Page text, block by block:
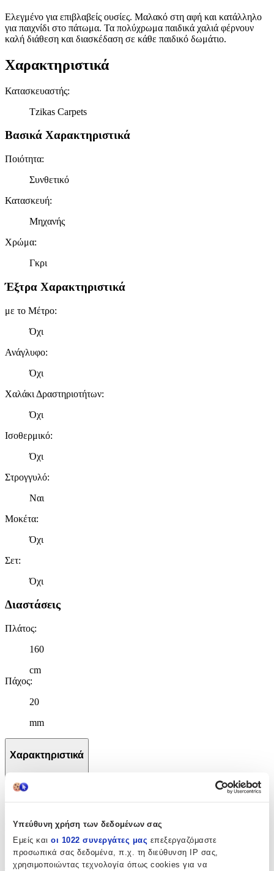
Υπεύθυνη χρήση των δεδομένων σας
Εμείς και οι 1022 συνεργάτες μας επεξεργαζόμαστε
προσωπικά σας δεδομένα, π.χ. τη διεύθυνση IP σας,
χρησιμοποιώντας τεχνολογία όπως cookies για να
Ελεγμένο για επιβλαβείς ουσίες. Μαλακό στη αφή και κατάλληλο
για παιχνίδι στο πάτωμα. Τα πολύχρωμα παιδικά χαλιά φέρνουν
καλή διάθεση και διασκέδαση σε κάθε παιδικό δωμάτιο.
Χαρακτηριστικά
Κατασκευαστής:
Tzikas Carpets
Βασικά Χαρακτηριστικά
Ποιότητα:
Συνθετικό
Κατασκευή:
Μηχανής
Χρώμα:
Γκρι
Έξτρα Χαρακτηριστικά
με το Μέτρο:
Όχι
Ανάγλυφο:
Όχι
Χαλάκι Δραστηριοτήτων:
Όχι
Ισοθερμικό:
Όχι
Στρογγυλό:
Ναι
Μοκέτα:
Όχι
Σετ:
Όχι
Διαστάσεις
Πλάτος:
160
cm
Πάχος:
20
mm
Χαρακτηριστικά
+
Χαρακτηριστικά
Κατασκευαστής:
Tzikas Carpets